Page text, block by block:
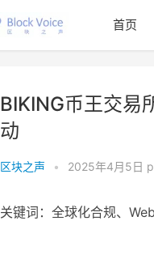
首页
BIKING币王交
动
区块之声 • 2025年4月5日
关键词：全球化合规、